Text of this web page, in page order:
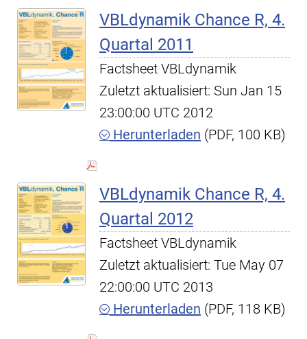
VBLdynamik Chance R, 4.
Quartal 2011
Factsheet VBLdynamik
Zuletzt aktualisiert: Sun Jan 15
23:00:00 UTC 2012
Herunterladen (PDF, 100 KB)
VBLdynamik Chance R, 4.
Quartal 2012
Factsheet VBLdynamik
Zuletzt aktualisiert: Tue May 07
22:00:00 UTC 2013
Herunterladen (PDF, 118 KB)